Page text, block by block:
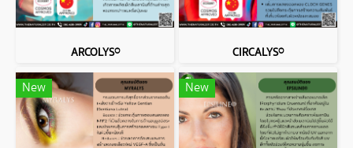
ARCOLYS® CIRCALYS®
New New